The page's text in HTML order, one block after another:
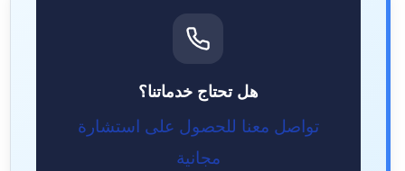
هل تحتاج خدماتنا؟
تواصل معنا للحصول على استشارة
مجانية